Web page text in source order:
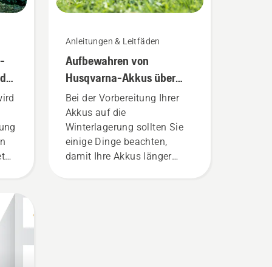
Anleitungen & Leitfäden
Aufbewahren von
Husqvarna-Akkus über
den Winter
Bei der Vorbereitung Ihrer
Akkus auf die
Winterlagerung sollten Sie
einige Dinge beachten,
damit Ihre Akkus länger